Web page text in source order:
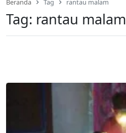
Beranda Tag rantau malam
Tag: rantau malam